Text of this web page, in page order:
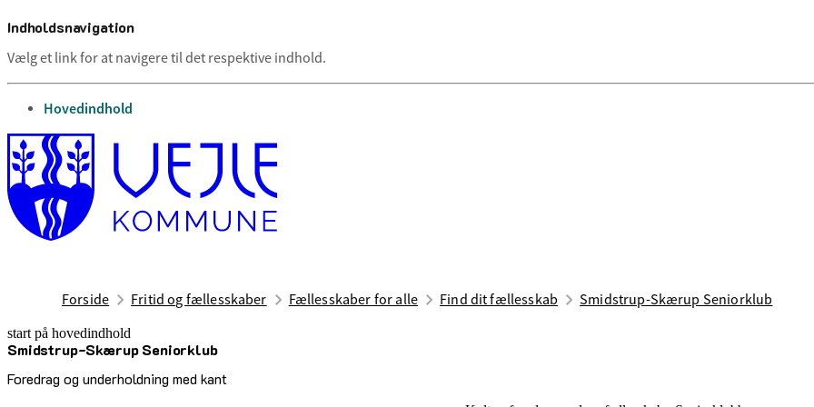
Indholdsnavigation
Vælg et link for at navigere til det respektive indhold.
gå til
Hovedindhold
Forside Fritid og fællesskaber Fællesskaber for alle Find dit fællesskab Smidstrup-Skærup Seniorklub
start på hovedindhold
Smidstrup-Skærup Seniorklub
Foredrag og underholdning med kant
senest opdateret 1. juli 2026